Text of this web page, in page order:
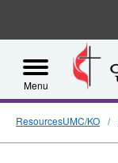
Menu
ResourcesUMC/KO